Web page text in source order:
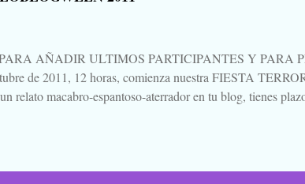
AÑADIR ULTIMOS PARTICIPANTES Y PARA
de 2011, 12 horas, comienza nuestra FIESTA
relato macabro-espantoso-aterrador en tu blog, tienes
vas saltando de blog en blog, de relato en relato,
Pues eso. Venga, la noche de brujas se acerca, la Santa